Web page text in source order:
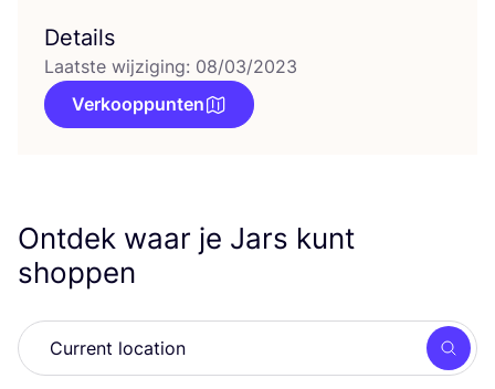
Details
Laatste wijziging: 08/03/2023
Verkooppunten
Ontdek waar je Jars kunt
shoppen
Zoek